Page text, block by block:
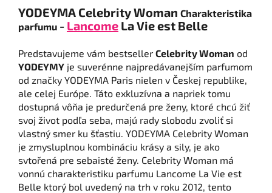
YODEYMA Celebrity Woman Charakteristika
parfumu - Lancome La Vie est Belle
Predstavujeme vám bestseller Celebrity Woman od
YODEYMY je suverénne najpredávanejším parfumom
od značky YODEYMA Paris nielen v Českej republike,
ale celej Európe. Táto exkluzívna a napriek tomu
dostupná vôňa je predurčená pre ženy, ktoré chcú žiť
svoj život podľa seba, majú rady slobodu zvoliť si
vlastný smer ku šťastiu. YODEYMA Celebrity Woman
je zmysluplnou kombináciu krásy a sily, je ako
svtořená pre sebaisté ženy. Celebrity Woman má
vonnú charakteristiku parfumu Lancome La Vie est
Belle ktorý bol uvedený na trh v roku 2012, tento